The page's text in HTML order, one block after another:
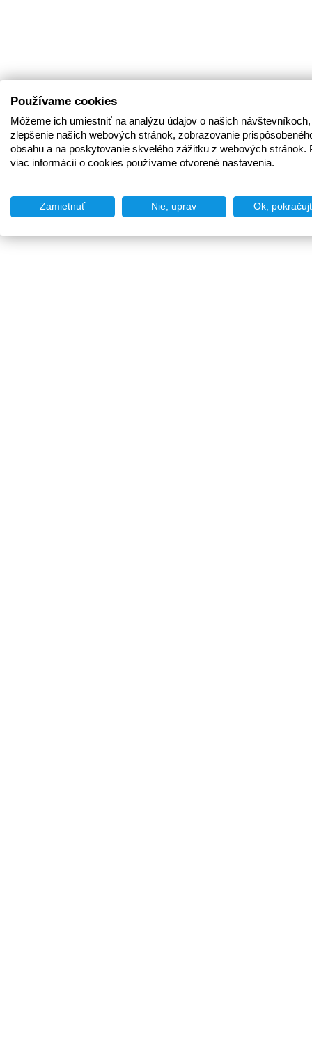
Používame cookies
Môžeme ich umiestniť na analýzu údajov o našich
zlepšenie našich webových stránok, zobrazovanie
obsahu a na poskytovanie skvelého zážitku z webových stránok.
viac informácií o cookies používame otvorené nastavenia.
Zamietnuť Nie, uprav Ok,